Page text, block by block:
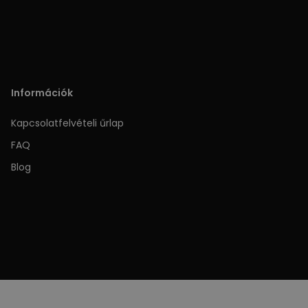
Információk
Kapcsolatfelvételi űrlap
FAQ
Blog